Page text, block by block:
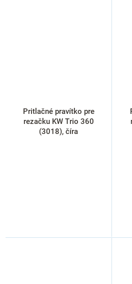
Pritlačné pravítko pre
rezačku KW Trio 360
(3018), číra